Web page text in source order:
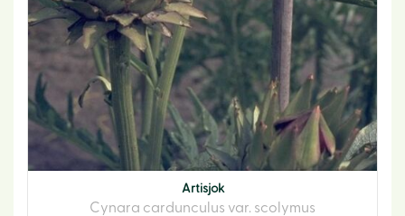
Artisjok
Cynara cardunculus var. scolymus